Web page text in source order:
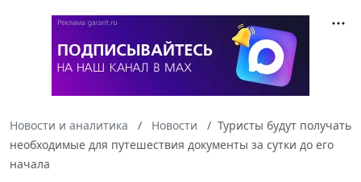
Новости и аналитика Новости
Туристы будут получать
необходимые для путешествия документы за сутки до его
начала